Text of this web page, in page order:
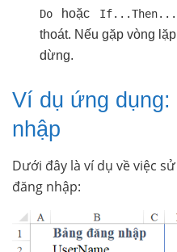
Do
hoặc
thoát. Nếu gặp vòng
dừng.
Ví dụ ứng
nhập
Dưới đây là ví dụ về việc
đăng nhập: